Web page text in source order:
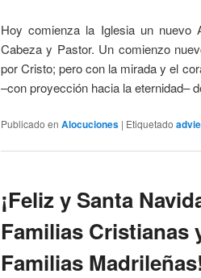
Hoy comienza la Iglesia un nuevo
Cabeza y Pastor. Un comienzo
por Cristo; pero con la mirada y el
–con proyección hacia la eternidad–
Publicado en Alocuciones | Etiquetado
¡Feliz y Santa
Familias Cristianas
Familias